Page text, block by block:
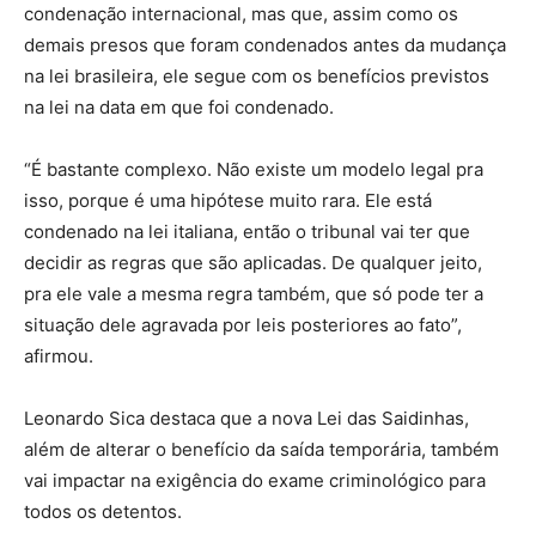
condenação internacional, mas que, assim como os
demais presos que foram condenados antes da mudança
na lei brasileira, ele segue com os benefícios previstos
na lei na data em que foi condenado.
“É bastante complexo. Não existe um modelo legal pra
isso, porque é uma hipótese muito rara. Ele está
condenado na lei italiana, então o tribunal vai ter que
decidir as regras que são aplicadas. De qualquer jeito,
pra ele vale a mesma regra também, que só pode ter a
situação dele agravada por leis posteriores ao fato”,
afirmou.
Leonardo Sica destaca que a nova Lei das Saidinhas,
além de alterar o benefício da saída temporária, também
vai impactar na exigência do exame criminológico para
todos os detentos.